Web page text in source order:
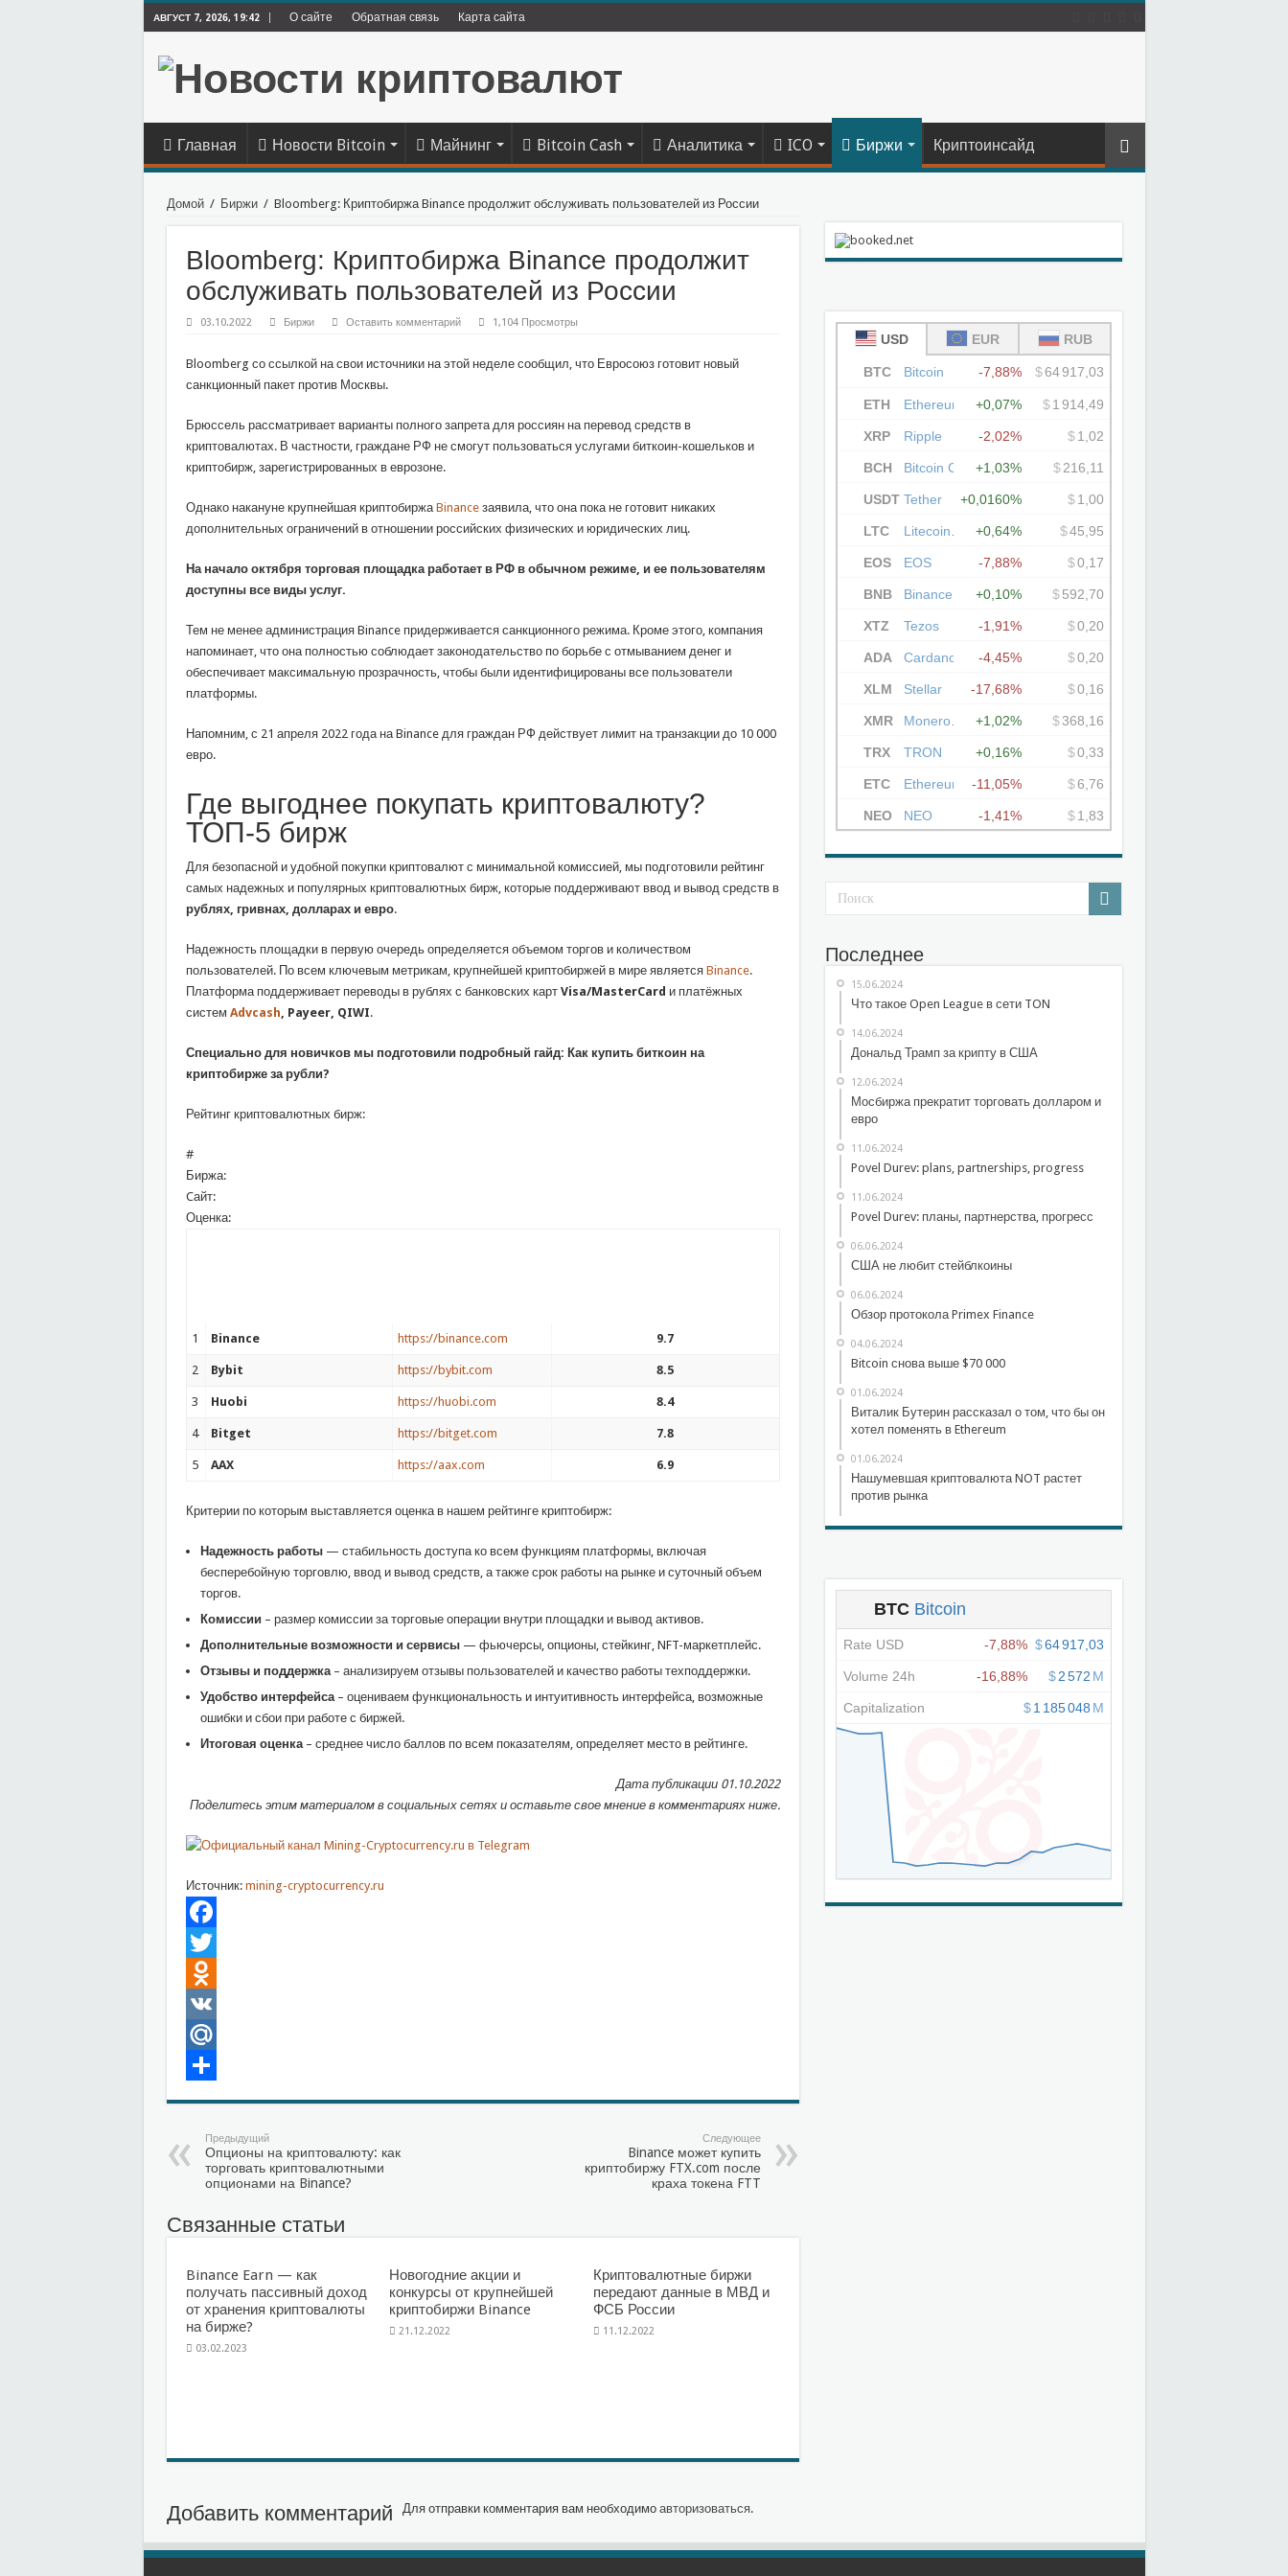
АВГУСТ 7, 2026, 19:42 О сайте Обратная связь Карта сайта
Главная Новости Bitcoin Майнинг Bitcoin Cash Аналитика ICO Биржи Криптоинсайд
Домой / Биржи / Bloomberg: Криптобиржа Binance продолжит обслуживать пользователей из России
Bloomberg: Криптобиржа Binance продолжит
обслуживать пользователей из России
03.10.2022 Биржи Оставить комментарий 1,104 Просмотры
Bloomberg со ссылкой на свои источники на этой неделе сообщил, что Евросоюз готовит новый
санкционный пакет против Москвы.
Брюссель рассматривает варианты полного запрета для россиян на перевод средств в
криптовалютах. В частности, граждане РФ не смогут пользоваться услугами биткоин-кошельков и
криптобирж, зарегистрированных в еврозоне.
Однако накануне крупнейшая криптобиржаBinanceзаявила, что она пока не готовит никаких
дополнительных ограничений в отношении российских физических и юридических лиц.
На начало октября торговая площадка работает в РФ в обычном режиме, и ее пользователям
доступны все виды услуг.
Тем не менее администрация Binance придерживается санкционного режима. Кроме этого, компания
напоминает, что она полностью соблюдает законодательство по борьбе с отмыванием денег и
обеспечивает максимальную прозрачность, чтобы были идентифицированы все пользователи
платформы.
Напомним, с 21 апреля 2022 года на Binance для граждан РФ действует лимит на транзакции до 10 000
евро.
Где выгоднее покупать криптовалюту?
ТОП-5 бирж
Для безопасной и удобной покупки криптовалют с минимальной комиссией, мы подготовили рейтинг
самых надежных и популярных криптовалютных бирж, которые поддерживают ввод и вывод средств в
рублях, гривнах, долларах и евро.
Надежность площадки в первую очередь определяется объемом торгов и количеством
пользователей. По всем ключевым метрикам, крупнейшей криптобиржей в мире является Binance.
Платформа поддерживает переводы в рублях с банковских карт Visa/MasterCard и платёжных
систем Advcash, Payeer, QIWI.
Специально для новичков мы подготовили подробный гайд: Как купить биткоин на
криптобирже за рубли?
Рейтинг криптовалютных бирж:
#
Биржа:
Cайт:
Оценка:
1 Binance https://binance.com 9.7
2 Bybit https://bybit.com 8.5
3 Huobi https://huobi.com 8.4
4 Bitget https://bitget.com 7.8
5 AAX https://aax.com 6.9
Критерии по которым выставляется оценка в нашем рейтинге криптобирж:
Надежность работы— стабильность доступа ко всем функциям платформы, включая
бесперебойную торговлю, ввод и вывод средств, а также срок работы на рынке и суточный объем
торгов.
Комиссии – размер комиссии за торговые операции внутри площадки и вывод активов.
Дополнительные возможности и сервисы— фьючерсы, опционы, стейкинг, NFT-маркетплейс.
Отзывы и поддержка– анализируем отзывы пользователей и качество работы техподдержки.
Удобство интерфейса– оцениваем функциональность и интуитивность интерфейса, возможные
ошибки и сбои при работе с биржей.
Итоговая оценка– среднее число баллов по всем показателям, определяет место в рейтинге.
Дата публикации 01.10.2022
Поделитесь этим материалом в социальных сетях и оставьте свое мнение в комментариях ниже.
Источник:mining-cryptocurrency.ru
Facebook
Twitter
Odnoklassniki
VK
Mail.Ru
Предыдущий
Опционы на криптовалюту: как
торговать криптовалютными
опционами на Binance?
Следующее
Binance может купить
криптобиржу FTX.com после
краха токена FTT
Связанные статьи
Binance Earn — как
получать пассивный доход
от хранения криптовалюты
на бирже?
03.02.2023
Новогодние акции и
конкурсы от крупнейшей
криптобиржи Binance
21.12.2022
Криптовалютные биржи
передают данные в МВД и
ФСБ России
11.12.2022
Добавить комментарий Для отправки комментария вам необходимо авторизоваться.
Последнее
15.06.2024
Что такое Open League в сети TON
14.06.2024
Дональд Трамп за крипту в США
12.06.2024
Мосбиржа прекратит торговать долларом и
евро
11.06.2024
Povel Durev: plans, partnerships, progress
11.06.2024
Povel Durev: планы, партнерства, прогресс
06.06.2024
США не любит стейблкоины
06.06.2024
Обзор протокола Primex Finance
04.06.2024
Bitcoin снова выше $70 000
01.06.2024
Виталик Бутерин рассказал о том, что бы он
хотел поменять в Ethereum
01.06.2024
Нашумевшая криптовалюта NOT растет
против рынка